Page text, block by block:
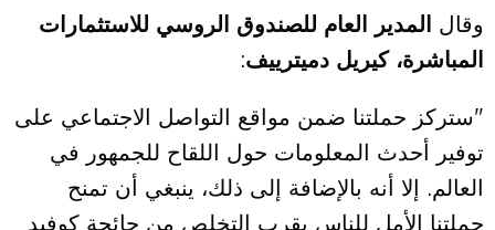
وقال المدير العام للصندوق الروسي للاستثمارات
المباشرة، كيريل دميترييف:
"ستركز حملتنا ضمن مواقع التواصل الاجتماعي على
توفير أحدث المعلومات حول اللقاح للجمهور في
العالم. إلا أنه بالإضافة إلى ذلك، ينبغي أن تمنح
حملتنا الأمل للناس بقرب التخلص من جائحة كوفيد